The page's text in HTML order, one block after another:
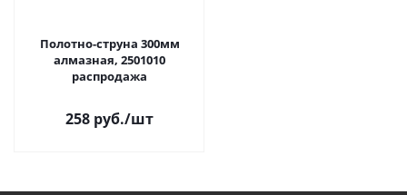
Полотно-струна 300мм
алмазная, 2501010
распродажа
258 руб./шт